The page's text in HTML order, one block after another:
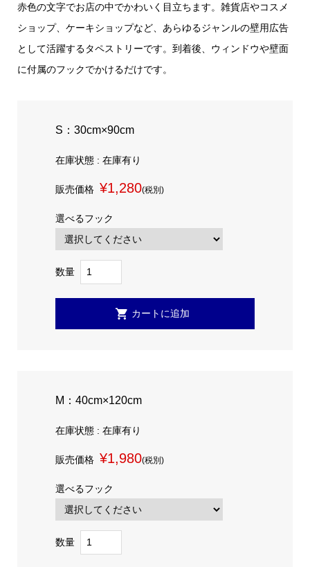
赤色の文字でお店の中でかわいく目立ちます。雑貨店やコスメ
ショップ、ケーキショップなど、あらゆるジャンルの壁用広告
として活躍するタペストリーです。到着後、ウィンドウや壁面
に付属のフックでかけるだけです。
S：30cm×90cm
在庫状態 : 在庫有り
販売価格 ¥1,280(税別)
選べるフック
数量
M：40cm×120cm
在庫状態 : 在庫有り
販売価格 ¥1,980(税別)
選べるフック
数量